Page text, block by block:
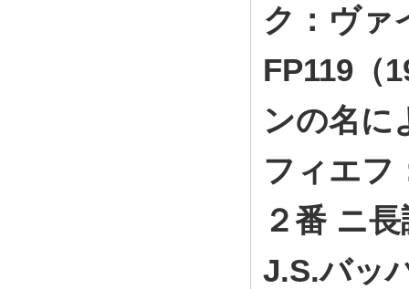
ク：ヴァ
FP119（
ンの名に
フィエフ
２番 ニ
J.S.バッ